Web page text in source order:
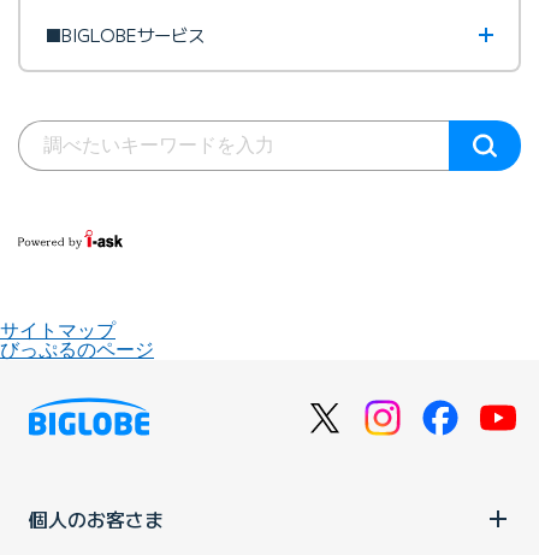
■BIGLOBEサービス
サイトマップ
びっぷるのページ
個人のお客さま